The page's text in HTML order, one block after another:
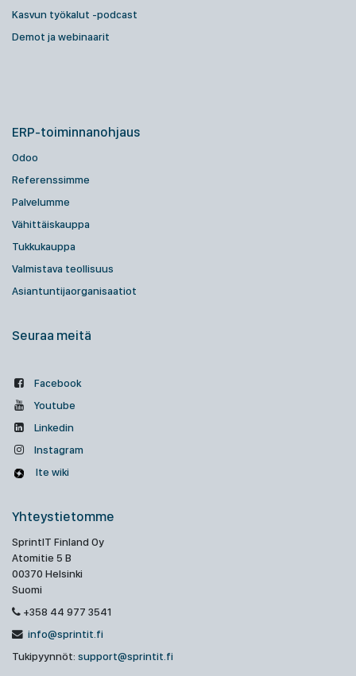
Kasvun työkalut -podcast
Demot ja webinaarit
ERP-toiminnanohjaus
Odoo
Referenssimme
Palvelumme
Vähittäiskauppa
Tukkukauppa
Valmistava teollisuus
Asiantuntijaorganisaatiot
Seuraa meitä
Facebook
Youtube
Linkedin
Instagram
Ite wiki
Yhteystietomme
SprintIT Finland Oy
Atomitie 5 B
00370 Helsinki
Suomi
+358 44 977 3541
info@sprintit.fi
Tukipyynnöt: support@sprintit.fi